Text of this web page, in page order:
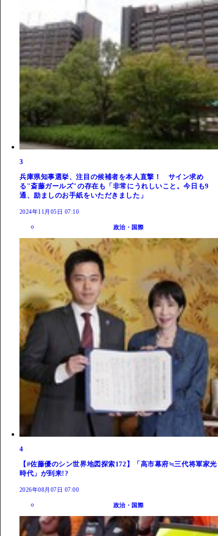
3
兵庫県知事選挙、注目の候補者を本人直撃！ サイン求め
る"斎藤ガールズ"の存在も「非常にうれしいこと。今日も9
通、励ましのお手紙をいただきました」
2024年11月05日 07:10
政治・国際
4
【#佐藤優のシン世界地図探索172】「高市幕府≒三代将軍家光
時代」が到来!?
2026年08月07日 07:00
政治・国際